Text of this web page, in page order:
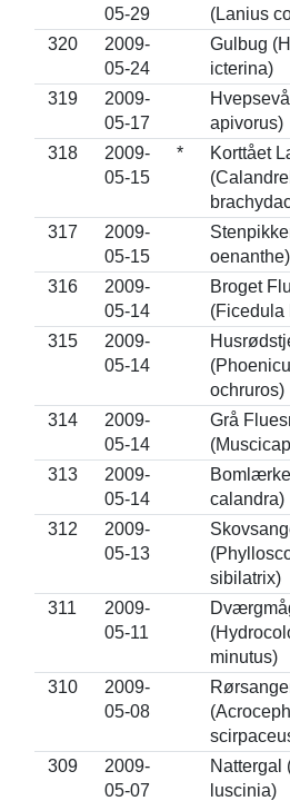
05-29
(Lanius
320
2009-
05-24
Gulbug
icterina)
319
2009-
05-17
apivorus)
318
2009-
05-15
*
Korttået
317
2009-
05-15
oenanthe)
316
2009-
05-14
Broget
(Ficedula
315
2009-
05-14
ochruros)
314
2009-
05-14
Grå
313
2009-
05-14
calandra)
312
2009-
05-13
sibilatrix)
311
2009-
05-11
minutus)
310
2009-
05-08
309
2009-
05-07
Nattergal
luscinia)